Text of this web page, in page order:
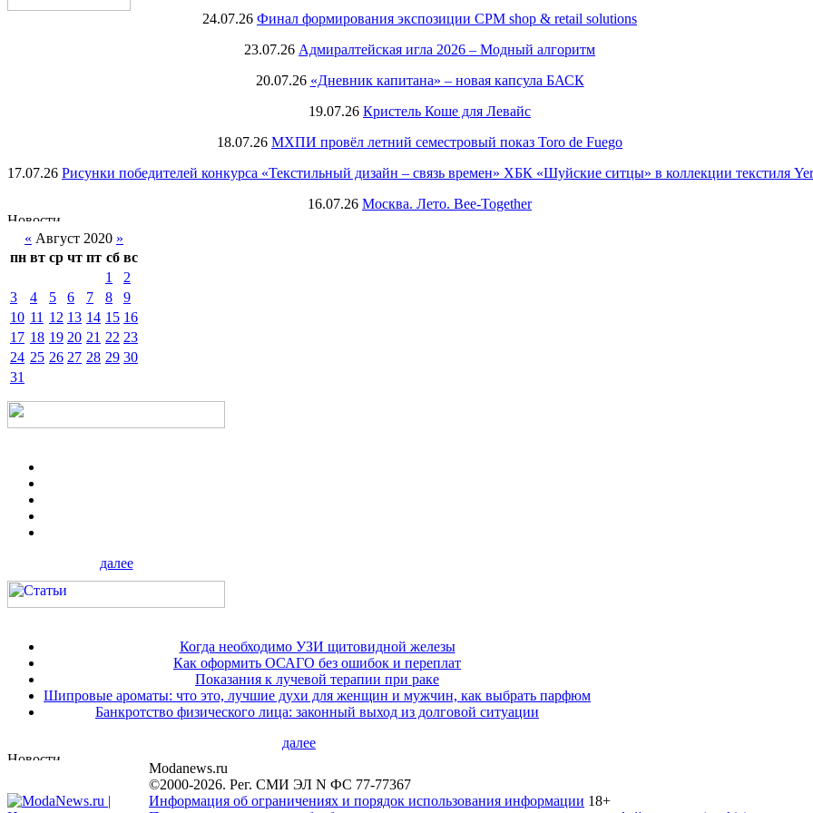
24.07.26 Финал формирования экспозиции CPM shop & retail solutions
23.07.26 Адмиралтейская игла 2026 – Модный алгоритм
20.07.26 «Дневник капитана» – новая капсула БАСК
19.07.26 Кристель Коше для Левайс
18.07.26 МХПИ провёл летний семестровый показ Toro de Fuego
17.07.26 Рисунки победителей конкурса «Текстильный дизайн – связь времен» ХБК «Шуйские ситцы» в коллекции текстиля
16.07.26 Москва. Лето. Bee-Together
« Август 2020 »
пн вт ср чт пт сб вс
1
2
3
4 5 6 7 8
9
10 11 12 13 14 15 16
17 18 19 20 21 22 23
24 25 26 27 28 29 30
31
далее
Когда необходимо УЗИ щитовидной железы
Как оформить ОСАГО без ошибок и переплат
Показания к лучевой терапии при раке
Шипровые ароматы: что это, лучшие духи для женщин и мужчин, как выбрать парфюм
Банкротство физического лица: законный выход из долговой ситуации
далее
Modanews.ru
©2000-2026. Рег. СМИ ЭЛ N ФС 77-77367
Информация об ограничениях и порядок использования информации 18+